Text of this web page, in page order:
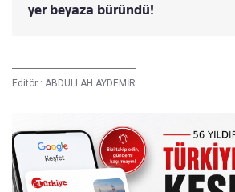
yer beyaza büründü!
Editör : ABDULLAH AYDEMİR